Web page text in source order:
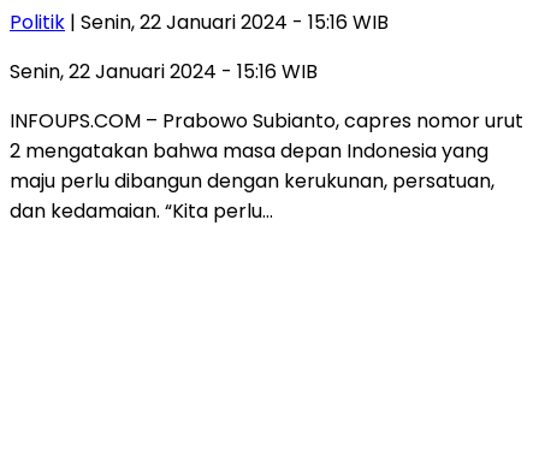
Politik | Senin, 22 Januari 2024 - 15:16 WIB
Senin, 22 Januari 2024 - 15:16 WIB
INFOUPS.COM – Prabowo Subianto, capres nomor urut
2 mengatakan bahwa masa depan Indonesia yang
maju perlu dibangun dengan kerukunan, persatuan,
dan kedamaian. “Kita perlu…